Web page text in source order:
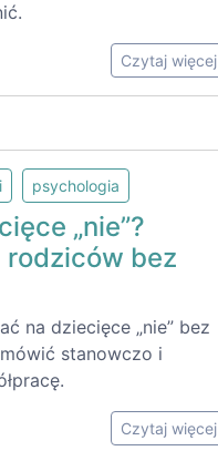
Czytaj więcej
psychologia
„nie”?
rodziców bez
na dziecięce „nie” bez
stanowczo i
Czytaj więcej